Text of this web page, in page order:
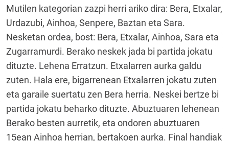
Mutilen kategorian zazpi herri ariko dira: Bera, Etxalar,
Urdazubi, Ainhoa, Senpere, Baztan eta Sara.
Nesketan ordea, bost: Bera, Etxalar, Ainhoa, Sara eta
Zugarramurdi. Berako neskek jada bi partida jokatu
dituzte. Lehena Erratzun. Etxalarren aurka galdu
zuten. Hala ere, bigarrenean Etxalarren jokatu zuten
eta garaile suertatu zen Bera herria. Neskei bertze bi
partida jokatu beharko dituzte. Abuztuaren lehenean
Berako besten aurretik, eta ondoren abuztuaren
15ean Ainhoa herrian, bertakoen aurka. Final handiak